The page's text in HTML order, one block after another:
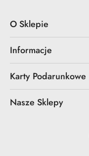
O Sklepie
Informacje
Karty Podarunkowe
Nasze Sklepy